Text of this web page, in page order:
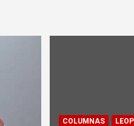
COLUMNAS